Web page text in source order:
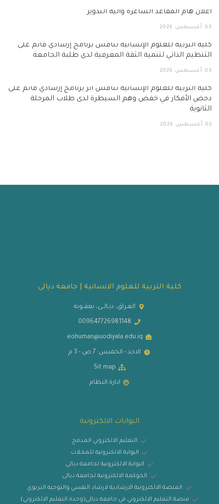
اعلان هام المقاعد الشاغرة وآلية التدوير
03 أغسطس 2026
كلية التربية للعلوم الإنسانية تناقش برنامج إرشادي قائم على
التنظيم الذاتي لتنمية الثقة المعرفية لدى طلبة الجامعة
03 أغسطس 2026
كلية التربية للعلوم الإنسانية تناقش أثر برنامج إرشادي قائم على
دحض الأفكار في خفض وهم السيطرة لدى طلاب المرحلة
الثانوية
02 أغسطس 2026
كلية التربية للعلوم الانسانية | جامعة ديالى
العـراق، ديـالــى، بعقــوبة
009647726981148
eohuman@uodiyala.edu.iq
الاحد - الخميس: 7 ص - 3 م
Sit map
ادارة النظام
البوابات الالكترونية
التعليم الالكتروني المدمج
البوابة الالكترونية للمجلات
البوابة الالكترونية لجامعة ديالى
الحوكمة الالكترونية لجامعة ديالى
المنصة الالكترونية الارشادية لارشاد النفسي والتوجيه التربوي
منصة التعليم الالكتروني في جامعة ديالى(وحدة التعليم الالكتروني)